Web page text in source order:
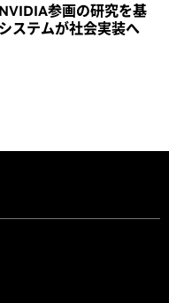
参画の研究を基
ステムが社会実装へ